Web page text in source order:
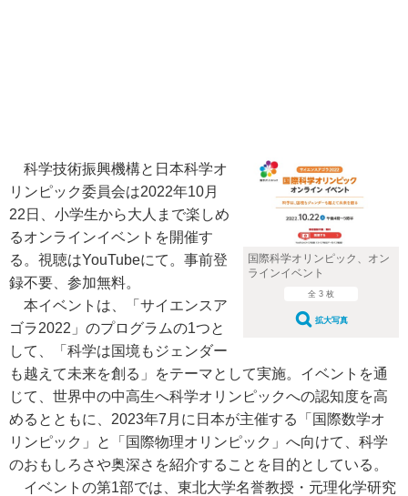
国際科学オリンピック、オン
ラインイベント
全 3 枚
拡大写真
科学技術振興機構と日本科学オ
リンピック委員会は2022年10月
22日、小学生から大人まで楽しめ
るオンラインイベントを開催す
る。視聴はYouTubeにて。事前登
録不要、参加無料。
本イベントは、「サイエンスア
ゴラ2022」のプログラムの1つと
して、「科学は国境もジェンダー
も越えて未来を創る」をテーマとして実施。イベントを通
じて、世界中の中高生へ科学オリンピックへの認知度を高
めるとともに、2023年7月に日本が主催する「国際数学オ
リンピック」と「国際物理オリンピック」へ向けて、科学
のおもしろさや奥深さを紹介することを目的としている。
イベントの第1部では、東北大学名誉教授・元理化学研究